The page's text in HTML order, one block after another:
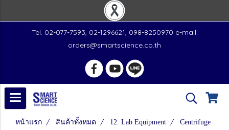
Tel. 02-077-7593, 02-1296621, 098-8250970 e-mail:
orders@smartscience.co.th
หน้าแรก สินค้าทั้งหมด 12. Lab Equipment
Centrifuge